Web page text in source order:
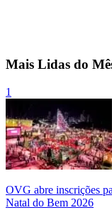
Mais Lidas do
1
OVG abre inscrições
Natal do Bem 2026